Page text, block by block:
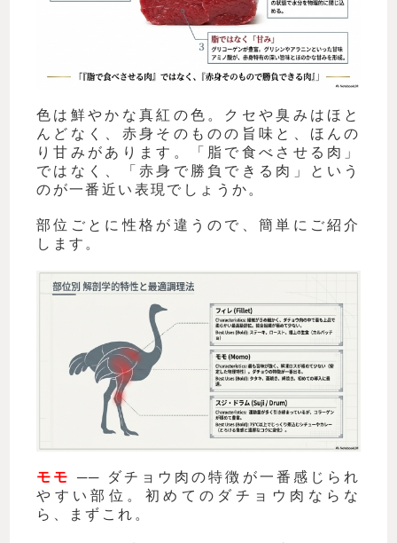
色は鮮やかな真紅の色。クセや臭みはほと
んどなく、赤身そのものの旨味と、ほんの
り甘みがあります。「脂で食べさせる肉」
ではなく、「赤身で勝負できる肉」という
のが一番近い表現でしょうか。
部位ごとに性格が違うので、簡単にご紹介
します。
モモ ── ダチョウ肉の特徴が一番感じられ
やすい部位。初めてのダチョウ肉ならな
ら、まずこれ。